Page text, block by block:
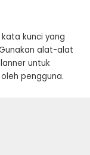
kunci yang
alat-alat
untuk
pengguna.